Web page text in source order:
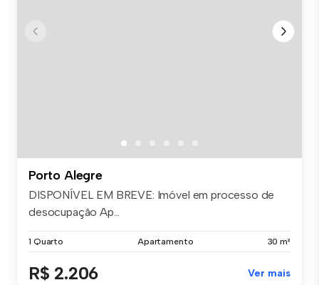
Porto Alegre
DISPONÍVEL EM BREVE: Imóvel em processo de
desocupação Ap...
1 Quarto Apartamento 30 m²
R$ 2.206 Ver mais